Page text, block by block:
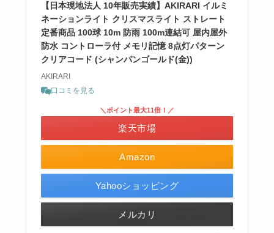
【日本現地法人 10年販売実績】AKIRARI イルミ
ネーションライト クリスマスライト ストレート
定番商品 100球 10m 防雨 100m連結可 屋内屋外
防水 コントローラ付 メモリ記憶 8点灯パターン
クリアコード (シャンパンゴールド(金))
AKIRARI
口コミを見る
Amazon
＼ポイント最大11倍！／
楽天市場
Yahooショッピング
メルカリ